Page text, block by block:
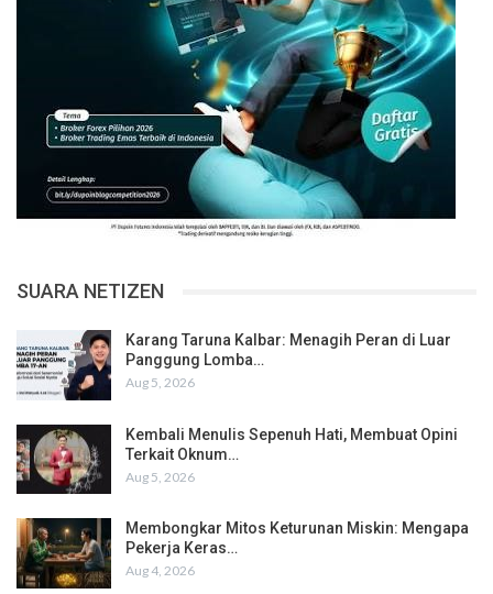
SUARA NETIZEN
Karang Taruna Kalbar: Menagih Peran di Luar
Panggung Lomba…
Aug 5, 2026
Kembali Menulis Sepenuh Hati, Membuat Opini
Terkait Oknum…
Aug 5, 2026
Membongkar Mitos Keturunan Miskin: Mengapa
Pekerja Keras…
Aug 4, 2026